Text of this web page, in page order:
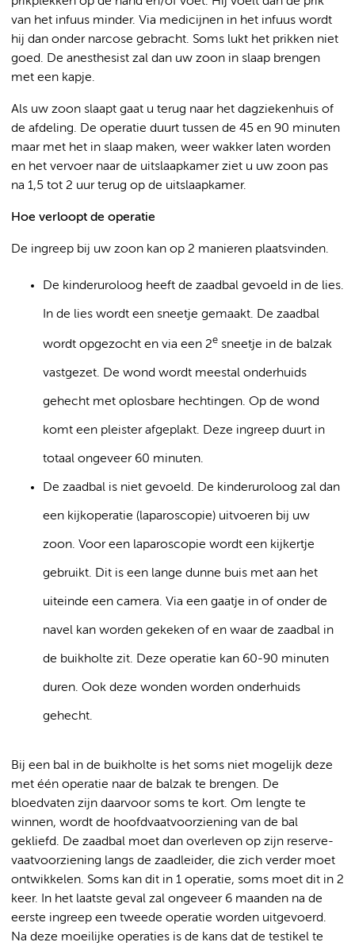
van het infuus minder. Via medicijnen in het infuus wordt
hij dan onder narcose gebracht. Soms lukt het prikken niet
goed. De anesthesist zal dan uw zoon in slaap brengen
met een kapje.
Als uw zoon slaapt gaat u terug naar het dagziekenhuis of
de afdeling. De operatie duurt tussen de 45 en 90 minuten
maar met het in slaap maken, weer wakker laten worden
en het vervoer naar de uitslaapkamer ziet u uw zoon pas
na 1,5 tot 2 uur terug op de uitslaapkamer.
Hoe verloopt de operatie
De ingreep bij uw zoon kan op 2 manieren plaatsvinden.
De kinderuroloog heeft de zaadbal gevoeld in de lies.
In de lies wordt een sneetje gemaakt. De zaadbal
wordt opgezocht en via een 2e sneetje in de balzak
vastgezet. De wond wordt meestal onderhuids
gehecht met oplosbare hechtingen. Op de wond
komt een pleister afgeplakt. Deze ingreep duurt in
totaal ongeveer 60 minuten.
De zaadbal is niet gevoeld. De kinderuroloog zal dan
een kijkoperatie (laparoscopie) uitvoeren bij uw
zoon. Voor een laparoscopie wordt een kijkertje
gebruikt. Dit is een lange dunne buis met aan het
uiteinde een camera. Via een gaatje in of onder de
navel kan worden gekeken of en waar de zaadbal in
de buikholte zit. Deze operatie kan 60-90 minuten
duren. Ook deze wonden worden onderhuids
gehecht.
Bij een bal in de buikholte is het soms niet mogelijk deze
met één operatie naar de balzak te brengen. De
bloedvaten zijn daarvoor soms te kort. Om lengte te
winnen, wordt de hoofdvaatvoorziening van de bal
gekliefd. De zaadbal moet dan overleven op zijn reserve-
vaatvoorziening langs de zaadleider, die zich verder moet
ontwikkelen. Soms kan dit in 1 operatie, soms moet dit in 2
keer. In het laatste geval zal ongeveer 6 maanden na de
eerste ingreep een tweede operatie worden uitgevoerd.
Na deze moeilijke operaties is de kans dat de testikel te